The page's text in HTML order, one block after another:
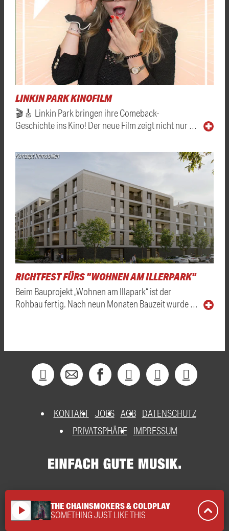
LINKIN PARK KINOFILM
🎬🎸 Linkin Park bringen ihre Comeback-
Geschichte ins Kino! Der neue Film zeigt nicht nur …
Konzept Immobilien
RICHTFEST FÜRS "WOHNEN AM ILLERPARK"
Beim Bauprojekt „Wohnen am Illapark“ ist der
Rohbau fertig. Nach neun Monaten Bauzeit wurde …
KONTAKT JOBS AGB DATENSCHUTZ
PRIVATSPHÄRE
IMPRESSUM
play_arrow THE CHAINSMOKERS & COLDPLAY
SOMETHING JUST LIKE THIS